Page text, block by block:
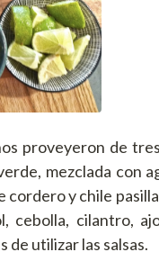
proveyeron de
mezclada con
cordero y chile
cebolla, cilantro,
de utilizar las salsas.